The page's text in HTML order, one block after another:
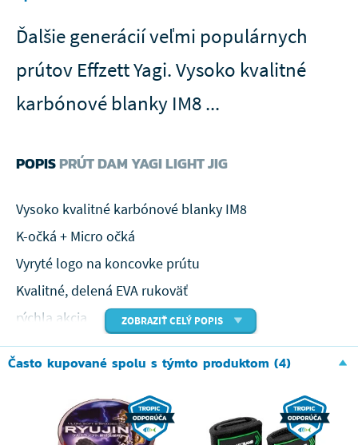
Ďalšie generácií veľmi populárnych
prútov Effzett Yagi. Vysoko kvalitné
karbónové blanky IM8 ...
POPISPRÚT DAM YAGI LIGHT JIG
Vysoko kvalitné karbónové blanky IM8
K-očká + Micro očká
Vyryté logo na koncovke prútu
Kvalitné, delená EVA rukoväť
rýchla akcia
Rad prútov DAM Yagi je ďalšou generáciou veľmi
zamerala na inováciu kľúčových dielov prútu, ako sú
očká a blank. Všetky blanky tejto rady majú väčšiu
ZOBRAZIŤ CELÝ POPIS
Často kupované spolu s týmto produktom (4)